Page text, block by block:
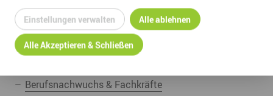
Angebote & Projekte:
Woche der offenen Unternehmen
Berufsnachwuchs & Fachkräfte
Einstellungen verwalten Alle ablehnen
Alle Akzeptieren & Schließen